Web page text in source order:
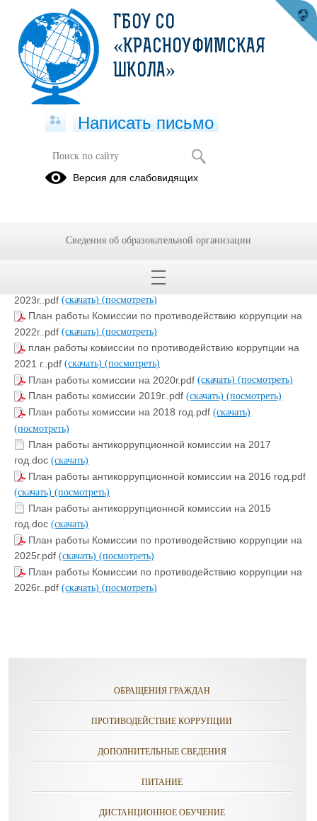
Планы
(посмотреть)
План работы комиссии по противодействию комиссии
2023г..pdf (скачать) (посмотреть)
План работы Комиссии по противодействию коррупции на
2022г..pdf (скачать) (посмотреть)
план работы комиссии по противодействию коррупции на
2021 г..pdf (скачать) (посмотреть)
План работы комиссии на 2020г.pdf (скачать) (посмотреть)
План работы комиссии 2019г..pdf (скачать) (посмотреть)
План работы комиссии на 2018 год.pdf (скачать)
(посмотреть)
План работы антикоррупционной комиссии на 2017
год.doc (скачать)
План работы антикоррупционной комиссии на 2016 год.pdf
(скачать) (посмотреть)
План работы антикоррупционной комиссии на 2015
год.doc (скачать)
План работы Комиссии по противодействию коррупции на
2025г.pdf (скачать) (посмотреть)
План работы Комиссии по противодействию коррупции на
2026г..pdf (скачать) (посмотреть)
ОБРАЩЕНИЯ ГРАЖДАН
ПРОТИВОДЕЙСТВИЕ КОРРУПЦИИ
ДОПОЛНИТЕЛЬНЫЕ СВЕДЕНИЯ
ПИТАНИЕ
ДИСТАНЦИОННОЕ ОБУЧЕНИЕ
ГБОУ СО
«КРАСНОУФИМСКАЯ
ШКОЛА»
Написать письмо
Версия для слабовидящих
Сведения об образовательной организации